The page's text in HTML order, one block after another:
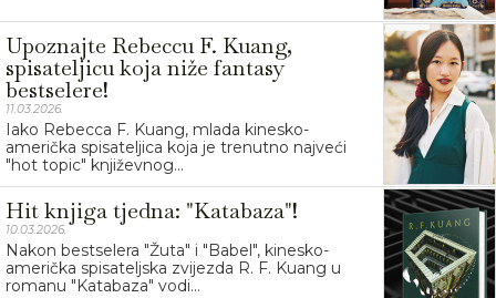
Upoznajte Rebeccu F. Kuang,
spisateljicu koja niže fantasy
bestselere!
11.03.2026.
Iako Rebecca F. Kuang, mlada kinesko-
američka spisateljica koja je trenutno najveći
"hot topic" književnog...
Hit knjiga tjedna: "Katabaza"!
10.03.2026.
Nakon bestselera "Žuta" i "Babel", kinesko-
američka spisateljska zvijezda R. F. Kuang u
romanu "Katabaza" vodi...